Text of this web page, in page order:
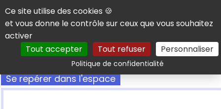
Panneau de gestion des cookies
Ce site utilise des cookies 🍪
et vous donne le contrôle sur ceux que vous souhaitez
activer
Tout accepter
Tout refuser Personnaliser
Politique de confidentialitéRechercher
Se repérer dans l'espace